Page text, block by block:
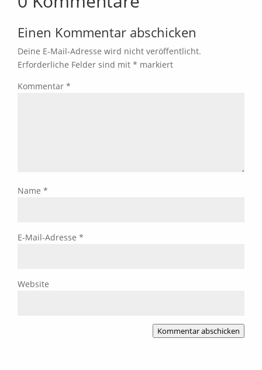
Einen Kommentar abschicken
Deine E-Mail-Adresse wird nicht veröffentlicht.
Erforderliche Felder sind mit * markiert
Kommentar *
Name *
E-Mail-Adresse *
Website
Kommentar abschicken